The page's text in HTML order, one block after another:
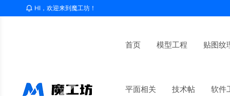
HI，欢迎来到魔工坊！
首页 模型工程 贴图纹
平面相关 技术帖 软件